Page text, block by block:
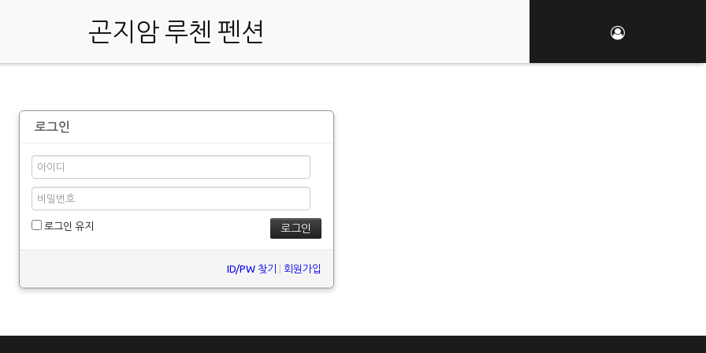
곤지암 루첸 펜션
로그인
로그인 유지
ID/PW 찾기 회원가입